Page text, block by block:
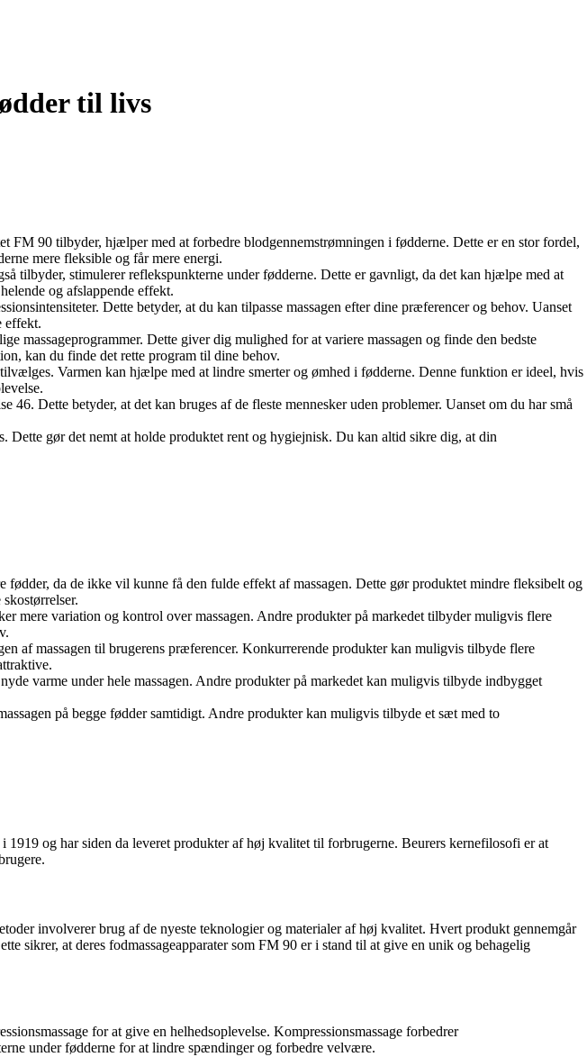
til livs
FM 90 tilbyder, hjælper med at forbedre blodgennemstrømningen i fødderne. Dette er en stor fordel,
mere fleksible og får mere energi.
tilbyder, stimulerer reflekspunkterne under fødderne. Dette er gavnligt, da det kan hjælpe med at
og afslappende effekt.
Dette betyder, at du kan tilpasse massagen efter dine præferencer og behov. Uanset
effekt.
massageprogrammer. Dette giver dig mulighed for at variere massagen og finde den bedste
kan du finde det rette program til dine behov.
Varmen kan hjælpe med at lindre smerter og ømhed i fødderne. Denne funktion er ideel, hvis
46. Dette betyder, at det kan bruges af de fleste mennesker uden problemer. Uanset om du har små
Dette gør det nemt at holde produktet rent og hygiejnisk. Du kan altid sikre dig, at din
da de ikke vil kunne få den fulde effekt af massagen. Dette gør produktet mindre fleksibelt og
mere variation og kontrol over massagen. Andre produkter på markedet tilbyder muligvis flere
af massagen til brugerens præferencer. Konkurrerende produkter kan muligvis tilbyde flere
varme under hele massagen. Andre produkter på markedet kan muligvis tilbyde indbygget
på begge fødder samtidigt. Andre produkter kan muligvis tilbyde et sæt med to
og har siden da leveret produkter af høj kvalitet til forbrugerne. Beurers kernefilosofi er at
involverer brug af de nyeste teknologier og materialer af høj kvalitet. Hvert produkt gennemgår
sikrer, at deres fodmassageapparater som FM 90 er i stand til at give en unik og behagelig
for at give en helhedsoplevelse. Kompressionsmassage forbedrer
under fødderne for at lindre spændinger og forbedre velvære.